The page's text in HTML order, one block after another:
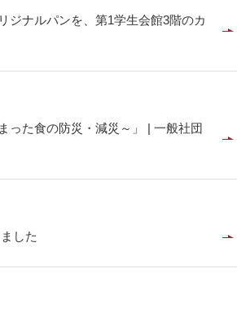
ジナルパンを、第1学生会館3階のカ
った食の防災・減災～」 | 一般社団
した